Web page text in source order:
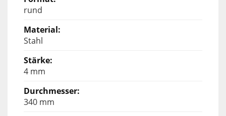
rund
Stahl
4 mm
340 mm